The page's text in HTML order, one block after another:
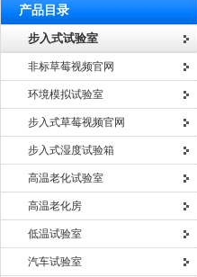
产品目录
步入式试验室
非标草莓视频官网
环境模拟试验室
步入式草莓视频官网
步入式湿度试验箱
高温老化试验室
高温老化房
低温试验室
汽车试验室